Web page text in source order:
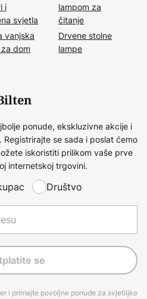
i
svjetla
lampom za
čitanje
vanjska
dom
Drvene stolne
lampe
ponude, ekskluzivne akcije i
se sada i poslat ćemo
iskoristiti prilikom vaše prve
internetskoj trgovini.
Društvo
se
i primajte povoljne ponude za svjetiljke